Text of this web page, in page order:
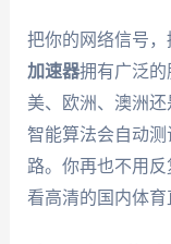
把你的网络信号，
加速器拥有广泛
美、欧洲、澳洲还
智能算法会自动
路。你再也不用
看高清的国内体育